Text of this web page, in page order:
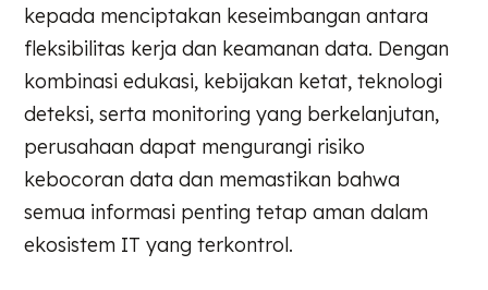
kepada menciptakan keseimbangan antara
fleksibilitas kerja dan keamanan data. Dengan
kombinasi edukasi, kebijakan ketat, teknologi
deteksi, serta monitoring yang berkelanjutan,
perusahaan dapat mengurangi risiko
kebocoran data dan memastikan bahwa
semua informasi penting tetap aman dalam
ekosistem IT yang terkontrol.